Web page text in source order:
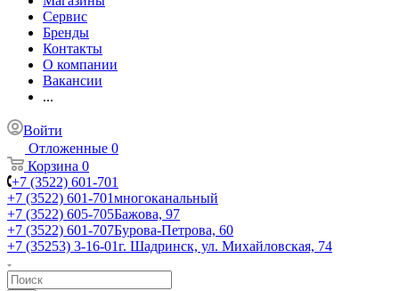
Сервис
Бренды
Контакты
О компании
Вакансии
...
Войти
Отложенные 0
Корзина 0
+7 (3522) 601-701
+7 (3522) 601-701многоканальный
+7 (3522) 605-705Бажова, 97
+7 (3522) 601-707Бурова-Петрова, 60
+7 (35253) 3-16-01г. Шадринск, ул. Михайловская, 74